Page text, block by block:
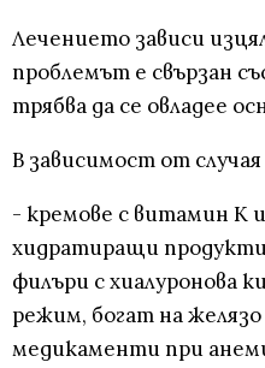
Лечението зависи
проблемът е свързан
трябва да се овладее
В зависимост от
- кремове с витамин К
хидратиращи
филъри с хиалуронова
режим, богат на
медикаменти при